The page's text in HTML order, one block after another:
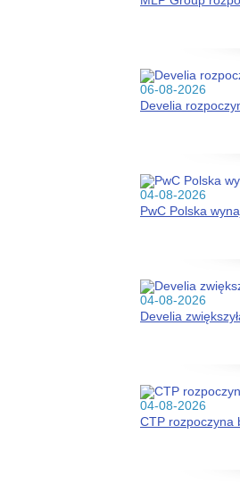
06-08-2026
Develia
04-08-2026
PwC Polska
04-08-2026
Develia
04-08-2026
CTP rozpoczyna